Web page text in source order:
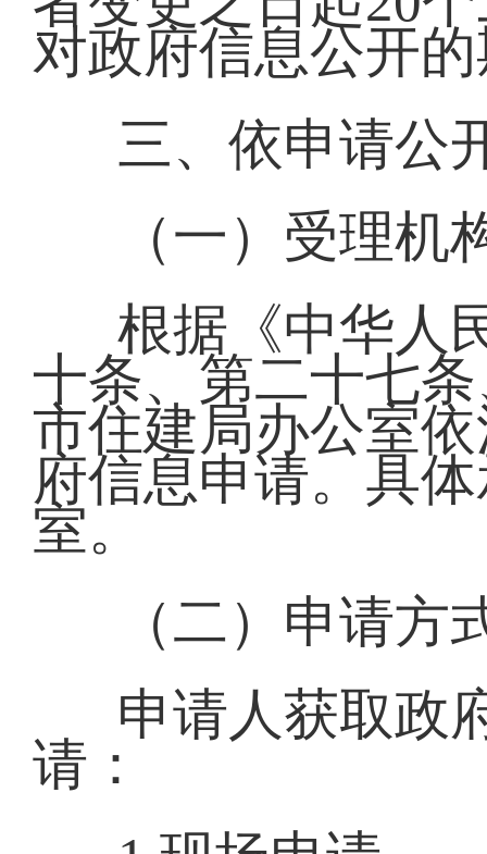
对政府信息公开
三、依申请公
（一）受理机
根据《中华人
十条、第二十七
市住建局办公室
府信息申请。具
室。
（二）申请方
申请人获取政
请：